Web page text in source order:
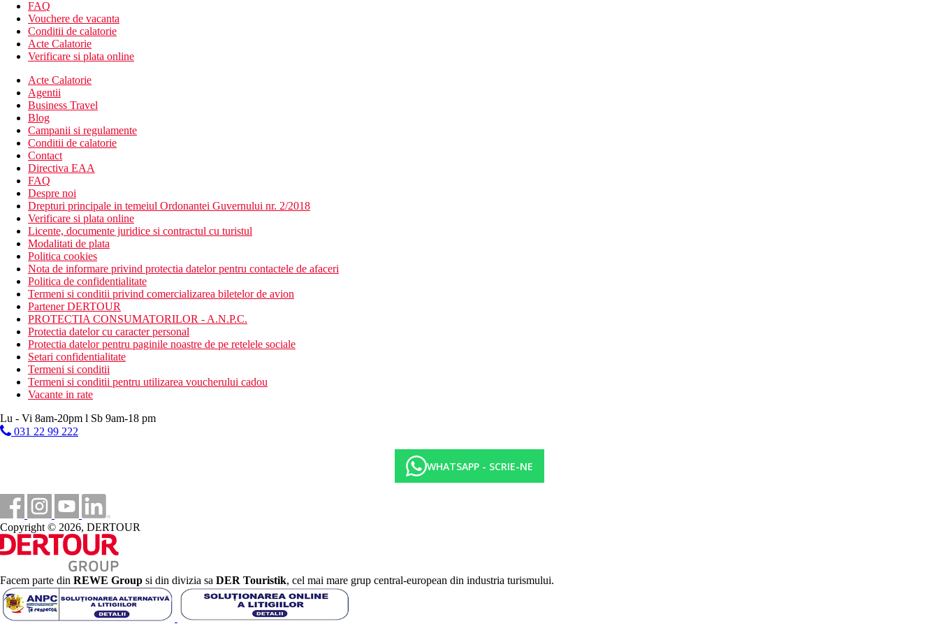
bar de zi
bar langa piscina
Wi-Fi contra cost
discoteca
spalatorie (contra cost)
sala de conferinta
camera cu televizorul
magazin cu suveniruri
3 piscine (sezlonguri; umbrele de soare si prosoape gratuite)
piscina pentru copii
Descrierea plajei
cu nisip
sezlonguri, umbrele si prosoape gratuite
bar pe plaja
Activitati sportive gratuite
programe de animatie
programe de seara
2 terenuri de tenis
teren polivalent pentru baschet si badminton
aerobic
aerobic in apa
tenis de masa
volei
darts
TIR cu arcul
bocce
biliard
Activitati sportive contra cost
centru SPA
jacuzzi in aer liber
Sala de gimnastica
babysitting
golf
scufundari
snorkeling
pescuit
windsurfing
kitesurfing
inchirieri auto
FAQ
Vouchere de vacanta
Conditii de calatorie
Acte Calatorie
Verificare si plata online
Acte Calatorie
Agentii
Business Travel
Blog
Campanii si regulamente
Conditii de calatorie
Contact
Directiva EAA
FAQ
Despre noi
Drepturi principale in temeiul Ordonantei Guvernului nr. 2/2018
Verificare si plata online
Licente, documente juridice si contractul cu turistul
Modalitati de plata
Politica cookies
Nota de informare privind protectia datelor pentru contactele de afaceri
Politica de confidentialitate
Termeni si conditii privind comercializarea biletelor de avion
Partener DERTOUR
PROTECTIA CONSUMATORILOR - A.N.P.C.
Protectia datelor cu caracter personal
Protectia datelor pentru paginile noastre de pe retelele sociale
Setari confidentialitate
Termeni si conditii
Termeni si conditii pentru utilizarea voucherului cadou
Vacante in rate
Lu - Vi 8am-20pm l Sb 9am-18 pm
031 22 99 222
WHATSAPP - SCRIE-NE
Copyright © 2026, DERTOUR
Facem parte din REWE Group si din divizia sa DER Touristik, cel mai mare grup central-european din industria turismului.